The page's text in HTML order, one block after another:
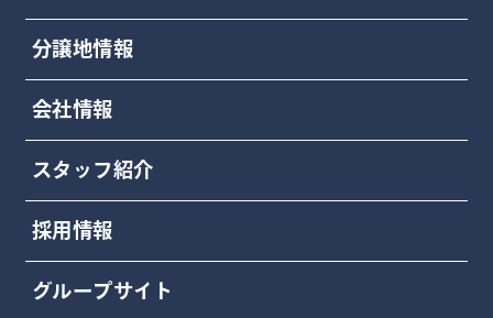
分譲地情報
会社情報
スタッフ紹介
採用情報
グループサイト